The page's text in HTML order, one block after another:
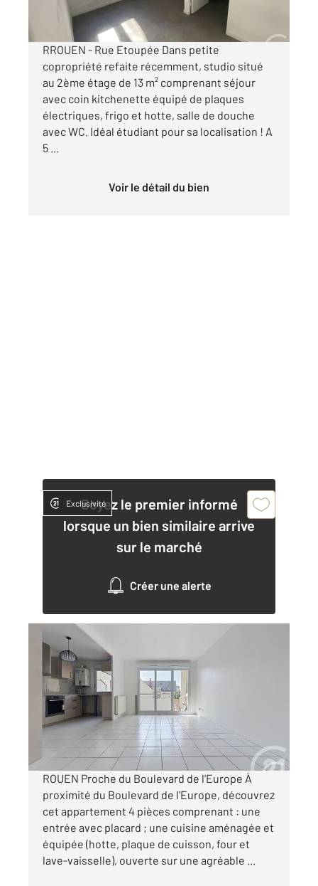
par mois charges comprises
RROUEN - Rue Etoupée Dans petite
copropriété refaite récemment, studio situé
au 2ème étage de 13 m² comprenant séjour
avec coin kitchenette équipé de plaques
électriques, frigo et hotte, salle de douche
avec WC. Idéal étudiant pour sa localisation ! A
5 ...
Voir le détail du bien
Soyez le premier informé
lorsque un bien similaire arrive
sur le marché
Créer une alerte
Exclusivité
ROUEN 76
76,10 m , 4 pièces
Ref : 34237
Appartement F4 à louer
922 €
par mois charges comprises
ROUEN Proche du Boulevard de l'Europe À
proximité du Boulevard de l'Europe, découvrez
cet appartement 4 pièces comprenant : une
entrée avec placard ; une cuisine aménagée et
équipée (hotte, plaque de cuisson, four et
lave-vaisselle), ouverte sur une agréable ...